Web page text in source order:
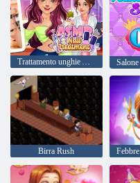
Trattamento unghie ASMR
Birra Rush